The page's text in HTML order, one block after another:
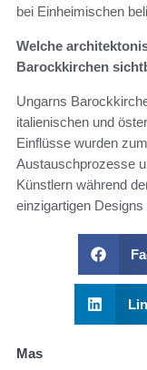
bei Einheimischen
Welche
Barockkirchen
Ungarns
italienischen und
Einflüsse wurden
Austauschprozesse
Künstlern während
einzigartigen
Mas